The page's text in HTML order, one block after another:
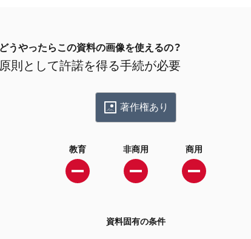
どうやったらこの資料の画像を使えるの？
原則として許諾を得る手続が必要
著作権あり
教育 非商用 商用
資料固有の条件